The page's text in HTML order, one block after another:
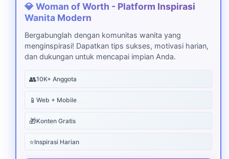
💎 Woman of Worth - Platform Inspirasi
Wanita Modern
Bergabunglah dengan komunitas wanita yang
menginspirasi! Dapatkan tips sukses, motivasi harian,
dan dukungan untuk mencapai impian Anda.
👥10K+ Anggota
📱 Web + Mobile
🎁Konten Gratis
⭐Inspirasi Harian